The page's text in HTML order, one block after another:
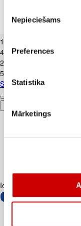
izvēle
Nepieciešams
Preferences
Statistika
Mārketings
1
4,42€/kg
2
5,31€/kg
Skābais krējums
Iesakām ar